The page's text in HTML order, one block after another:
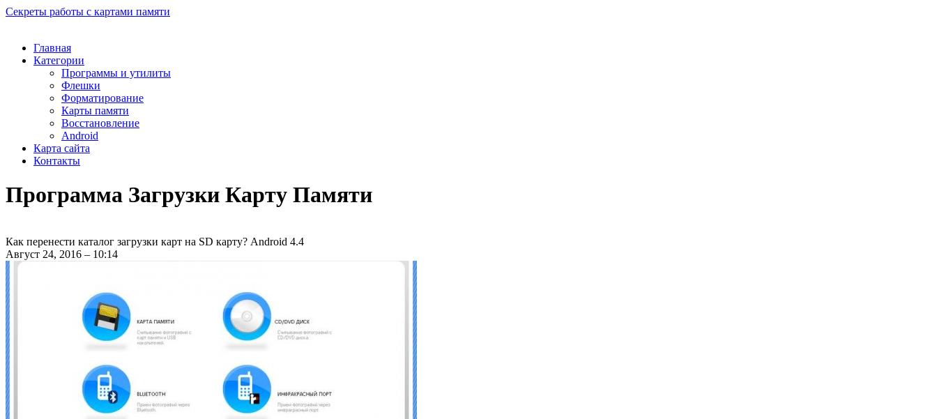
Секреты работы с картами памяти
Главная
Категории
Программы и утилиты
Флешки
Форматирование
Карты памяти
Восстановление
Android
Карта сайта
Контакты
Программа Загрузки Карту Памяти
Как перенести каталог загрузки карт на SD карту? Android 4.4
Август 24, 2016 – 10:14